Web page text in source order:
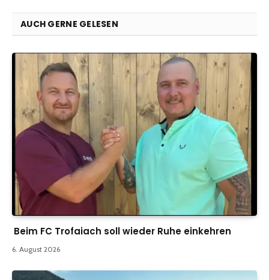
AUCH GERNE GELESEN
Beim FC Trofaiach soll wieder Ruhe einkehren
6. August 2026